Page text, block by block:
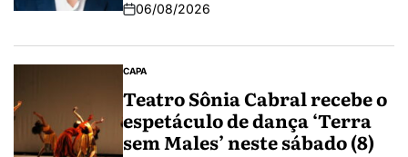
06/08/2026
CAPA
Teatro Sônia Cabral recebe o
espetáculo de dança ‘Terra
sem Males’ neste sábado (8)